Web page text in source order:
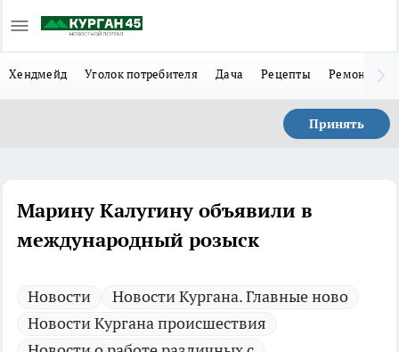
Хендмейд Уголок потребителя Дача Рецепты Ремонт
Принять
Марину Калугину объявили в
международный розыск
Новости
Новости Кургана. Главные ново
Новости Кургана происшествия